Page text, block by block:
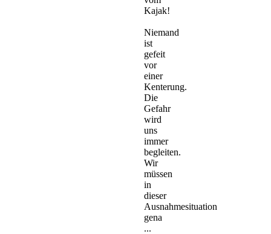
Kajak!
Niemand
ist
gefeit
vor
einer
Kenterung.
Die
Gefahr
wird
uns
immer
begleiten.
Wir
müssen
in
dieser
Ausnahmesituation
gena
...